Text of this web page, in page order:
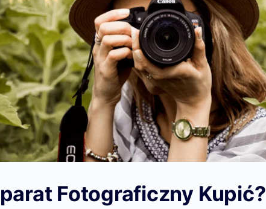
Fotograficzny Kupić?